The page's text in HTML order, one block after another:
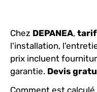
Chez DEPANEA,
l'installation,
prix incluent
garantie. Devis